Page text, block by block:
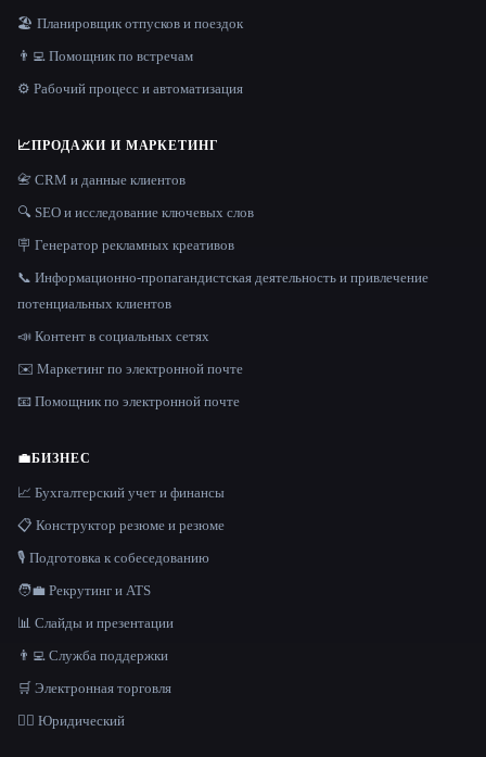
🏖 Планировщик отпусков и поездок
👨‍💻 Помощник по встречам
⚙️ Рабочий процесс и автоматизация
📈ПРОДАЖИ И МАРКЕТИНГ
📇 CRM и данные клиентов
🔍 SEO и исследование ключевых слов
🪧 Генератор рекламных креативов
📞 Информационно-пропагандистская деятельность и привлечение
потенциальных клиентов
📣 Контент в социальных сетях
✉️ Маркетинг по электронной почте
📧 Помощник по электронной почте
💼БИЗНЕС
📈 Бухгалтерский учет и финансы
📋 Конструктор резюме и резюме
🎙️ Подготовка к собеседованию
🧑‍💼 Рекрутинг и ATS
📊 Слайды и презентации
👨‍💻 Служба поддержки
🛒 Электронная торговля
👩‍⚖️ Юридический